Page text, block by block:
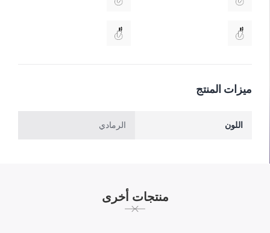
ميزات المنتج
اللون الرمادي
منتجات أخرى